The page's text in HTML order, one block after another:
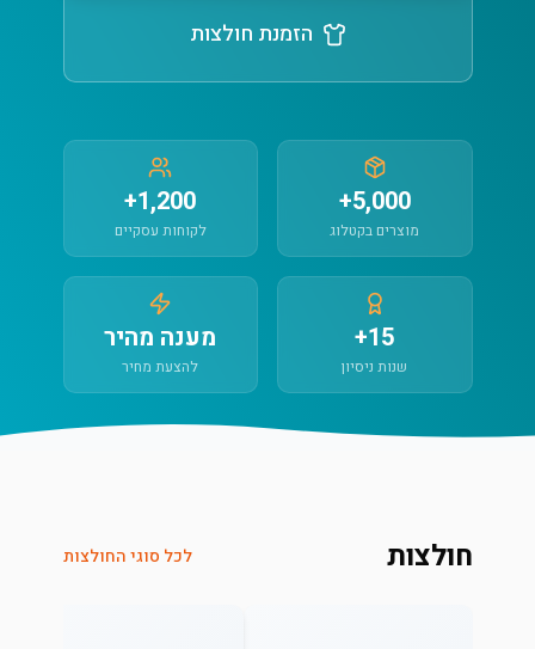
הזמנת חולצות
5,000+
מוצרים בקטלוג
1,200+
לקוחות עסקיים
15+
שנות ניסיון
מענה מהיר
להצעת מחיר
חולצות לכל סוגי החולצות